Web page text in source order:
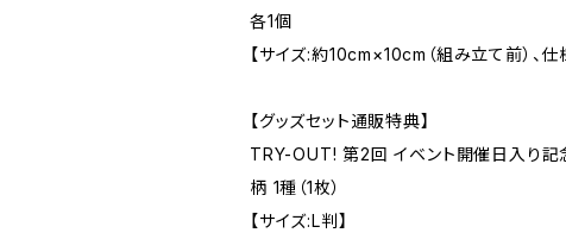
各1個
【サイズ:約10cm×10cm（組み立て前）、仕
【グッズセット通販特典】
TRY-OUT! 第2回 イベント開催日入り記
柄 1種（1枚）
【サイズ:L判】